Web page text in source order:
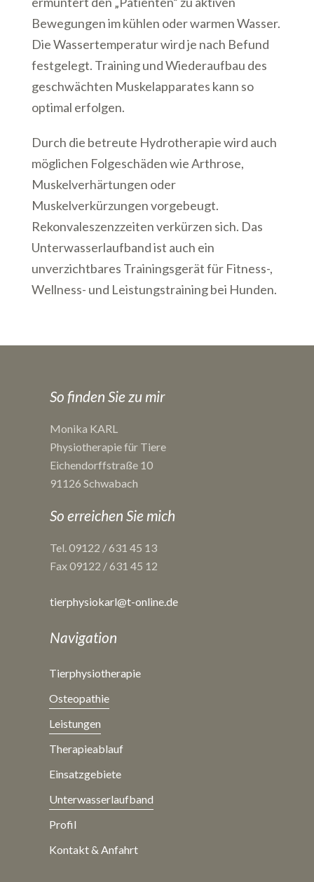
Bewegungen im kühlen oder warmen Wasser.
Die Wassertemperatur wird je nach Befund
festgelegt. Training und Wiederaufbau des
geschwächten Muskelapparates kann so
optimal erfolgen.
Durch die betreute Hydrotherapie wird auch
möglichen Folgeschäden wie Arthrose,
Muskelverhärtungen oder
Muskelverkürzungen vorgebeugt.
Rekonvaleszenzzeiten verkürzen sich. Das
Unterwasserlaufband ist auch ein
unverzichtbares Trainingsgerät für Fitness-,
Wellness- und Leistungstraining bei Hunden.
So finden Sie zu mir
Monika KARL
Physiotherapie für Tiere
Eichendorffstraße 10
91126 Schwabach
So erreichen Sie mich
Tel. 09122 / 631 45 13
Fax 09122 / 631 45 12
tierphysiokarl@t-online.de
Navigation
Tierphysiotherapie
Osteopathie
Leistungen
Therapieablauf
Einsatzgebiete
Unterwasserlaufband
Profil
Kontakt & Anfahrt